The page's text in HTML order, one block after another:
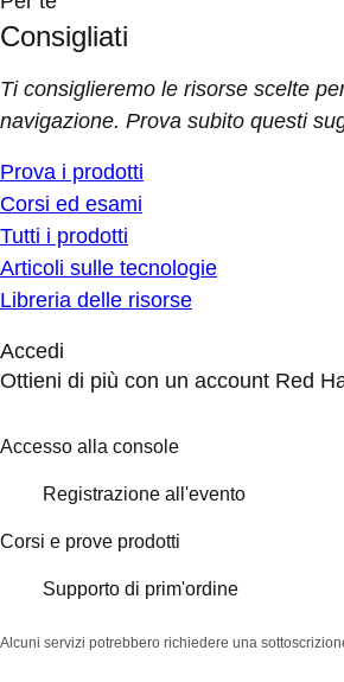
Consigliati
Ti consiglieremo le risorse scelte
navigazione. Prova subito questi
Prova i prodotti
Corsi ed esami
Tutti i prodotti
Articoli sulle tecnologie
Libreria delle risorse
Accedi
Ottieni di più con un account Red
Accesso alla console
Registrazione all'evento
Corsi e prove prodotti
Supporto di prim'ordine
Alcuni servizi potrebbero richiedere una